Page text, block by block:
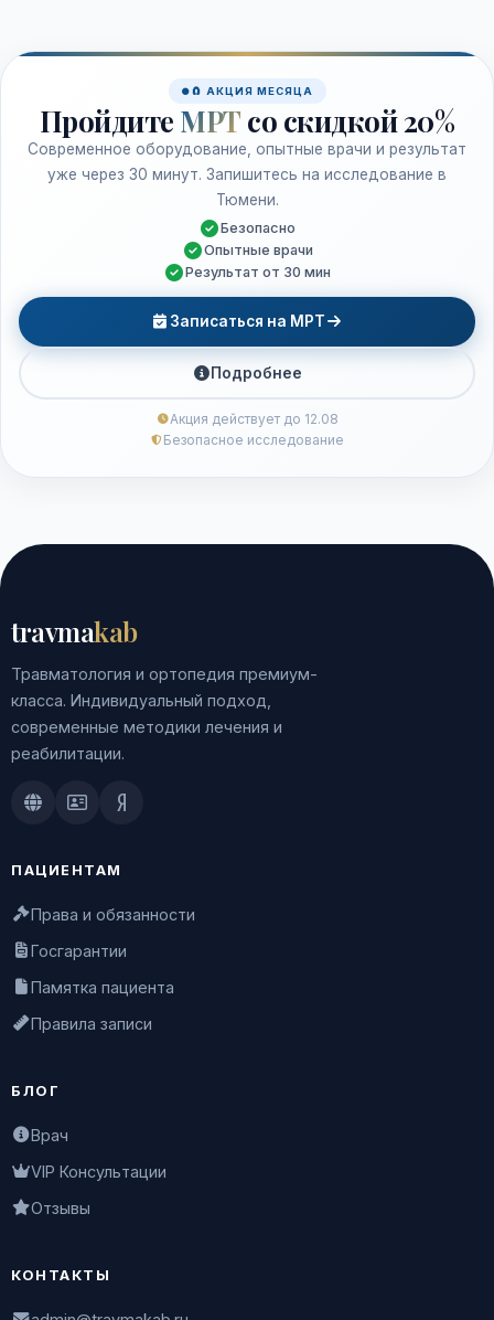
🧲 АКЦИЯ МЕСЯЦА
Пройдите МРТ со скидкой 20%
Современное оборудование, опытные врачи и результат
уже через 30 минут. Запишитесь на исследование в
Тюмени.
Безопасно
Опытные врачи
Результат от 30 мин
Записаться на МРТ
Подробнее
Акция действует до 12.08
Безопасное исследование
travmakab
Травматология и ортопедия премиум-
класса. Индивидуальный подход,
современные методики лечения и
реабилитации.
Doctu.ruПроДокторов
Яндекс.Здоровье
ПАЦИЕНТАМ
Права и обязанности
Госгарантии
Памятка пациента
Правила записи
БЛОГ
Врач
VIP Консультации
Отзывы
КОНТАКТЫ